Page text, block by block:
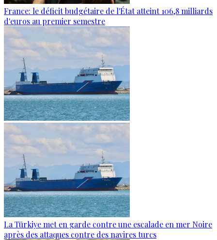
France: le déficit budgétaire de l'État atteint 106,8 milliards
d'euros au premier semestre
La Türkiye met en garde contre une escalade en mer Noire
après des attaques contre des navires turcs